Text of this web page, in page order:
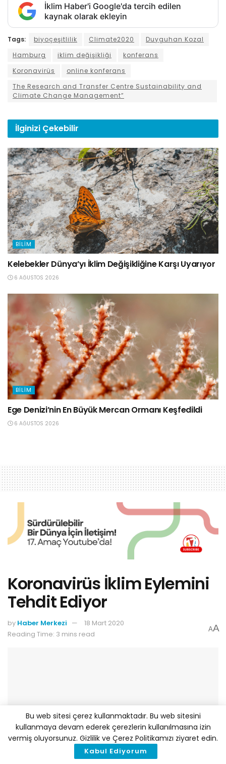
İklim Haber'i Google'da tercih edilen
kaynak olarak ekleyin
Tags: biyoçeşitlilik Climate2020
Duyguhan Kozal
Hamburg
iklim değişikliği
konferans
Koronavirüs
online konferans
The Research and Transfer Centre Sustainability and
Climate Change Management”
İlginizi Çekebilir
BILIM
Kelebekler Dünya’yı İklim Değişikliğine Karşı Uyarıyor
6 AĞUSTOS 2026
BILIM
Ege Denizi’nin En Büyük Mercan Ormanı Keşfedildi
6 AĞUSTOS 2026
Koronavirüs İklim Eylemini
Tehdit Ediyor
by Haber Merkezi
18 Mart 2020
Reading Time: 3 mins read
AA
Bu web sitesi çerez kullanmaktadır. Bu web sitesini
kullanmaya devam ederek çerezlerin kullanılmasına izin
vermiş oluyorsunuz. Gizlilik ve Çerez Politikamızı ziyaret edin.
Kabul Ediyorum